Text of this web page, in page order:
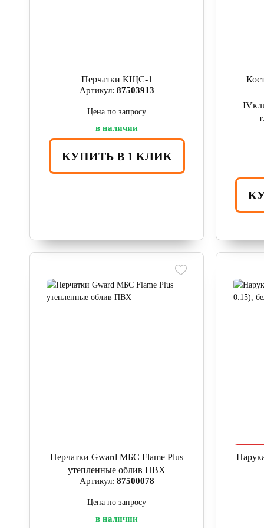
Перчатки КЩС-1
Артикул: 87503913
Цена по запросу
в наличии
КУПИТЬ В 1 КЛИК
Перчатки Gward МБС Flame Plus
утепленные облив ПВХ
Артикул: 87500078
Цена по запросу
в наличии